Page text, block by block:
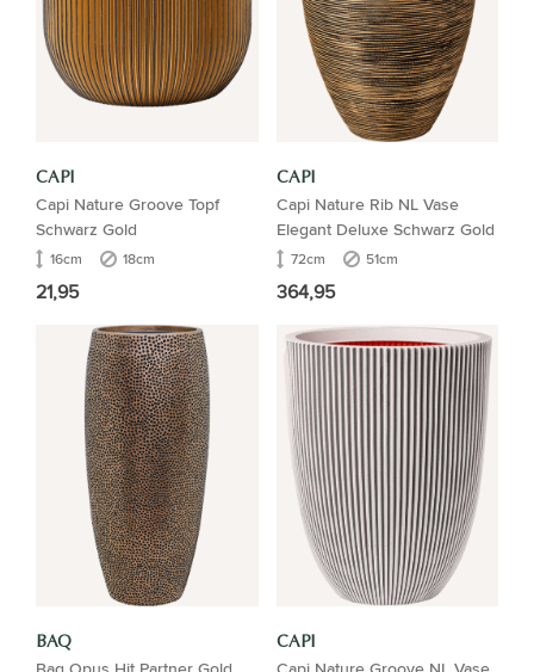
CAPI
Capi Nature Groove Topf
Schwarz Gold
16cm 18cm
21,95
CAPI
Capi Nature Rib NL Vase
Elegant Deluxe Schwarz Gold
72cm 51cm
364,95
BAQ CAPI